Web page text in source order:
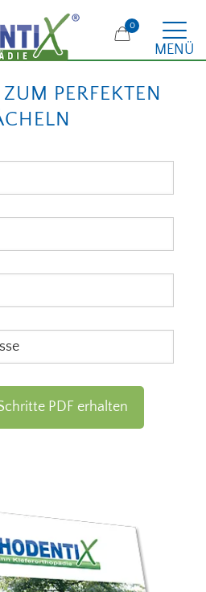
MENÜ
0
PERFEKTEN